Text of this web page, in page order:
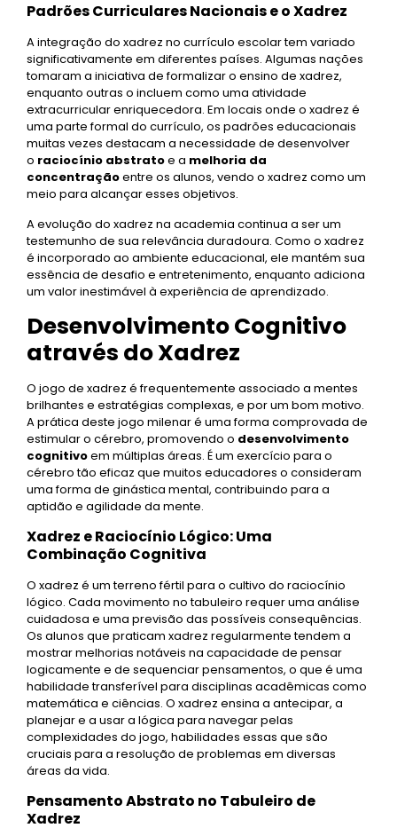
Padrões Curriculares Nacionais e o Xadrez
A integração do xadrez no currículo escolar tem variado
significativamente em diferentes países. Algumas nações
tomaram a iniciativa de formalizar o ensino de xadrez,
enquanto outras o incluem como uma atividade
extracurricular enriquecedora. Em locais onde o xadrez é
uma parte formal do currículo, os padrões educacionais
muitas vezes destacam a necessidade de desenvolver
o raciocínio abstratoe a melhoria da
concentraçãoentre os alunos, vendo o xadrez como um
meio para alcançar esses objetivos.
A evolução do xadrez na academia continua a ser um
testemunho de sua relevância duradoura. Como o xadrez
é incorporado ao ambiente educacional, ele mantém sua
essência de desafio e entretenimento, enquanto adiciona
um valor inestimável à experiência de aprendizado.
Desenvolvimento Cognitivo
através do Xadrez
O jogo de xadrez é frequentemente associado a mentes
brilhantes e estratégias complexas, e por um bom motivo.
A prática deste jogo milenar é uma forma comprovada de
estimular o cérebro, promovendo o desenvolvimento
cognitivoem múltiplas áreas. É um exercício para o
cérebro tão eficaz que muitos educadores o consideram
uma forma de ginástica mental, contribuindo para a
aptidão e agilidade da mente.
Xadrez e Raciocínio Lógico: Uma
Combinação Cognitiva
O xadrez é um terreno fértil para o cultivo do raciocínio
lógico. Cada movimento no tabuleiro requer uma análise
cuidadosa e uma previsão das possíveis consequências.
Os alunos que praticam xadrez regularmente tendem a
mostrar melhorias notáveis na capacidade de pensar
logicamente e de sequenciar pensamentos, o que é uma
habilidade transferível para disciplinas acadêmicas como
matemática e ciências. O xadrez ensina a antecipar, a
planejar e a usar a lógica para navegar pelas
complexidades do jogo, habilidades essas que são
cruciais para a resolução de problemas em diversas
áreas da vida.
Pensamento Abstrato no Tabuleiro de
Xadrez